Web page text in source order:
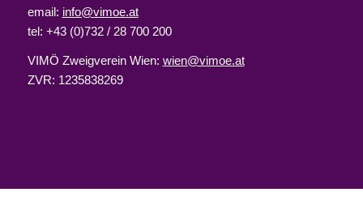
email: info@vimoe.at
tel: +43 (0)732 / 28 700 200
VIMÖ Zweigverein Wien: wien@vimoe.at
ZVR: 1235838269